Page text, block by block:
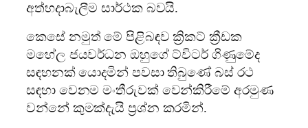
අත්හදාබැලීම සාර්ථක බවයි.
කෙසේ නමුත් මේ පිළිබඳව ක්‍රිකට් ක්‍රීඩක
මහේල ජයවර්ධන ඔහුගේ ට්විටර් ගිණුමේද
සඳහනක් යොදමින් පවසා තිබුණේ බස් රථ
සඳහා වෙනම මංතීරුවක් වෙන්කිරීමේ අරමුණ
වන්නේ කුමක්දැයි ප්‍රශ්න කරමින්.